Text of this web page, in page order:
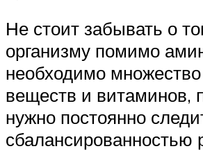
Не стоит забывать о
организму помимо
необходимо множество
веществ и витаминов,
нужно постоянно
сбалансированностью